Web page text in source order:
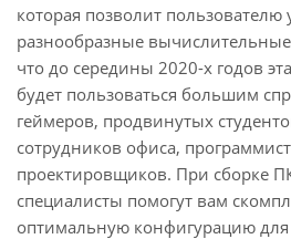
которая позволит
разнообразные
что до середины 2020-х годов
будет пользоваться большим
геймеров, продвинутых
сотрудников офиса,
проектировщиков. При сборке
специалисты помогут вам
оптимальную конфигурацию